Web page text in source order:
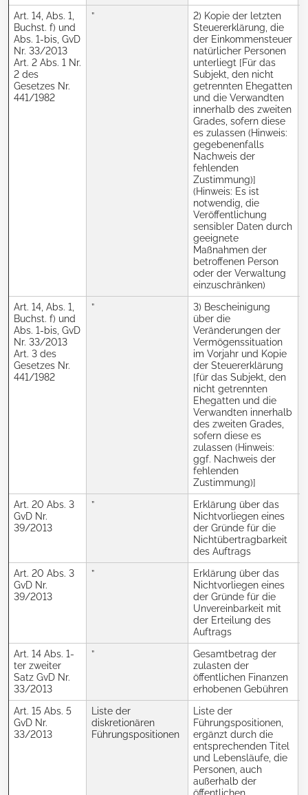
Art. 14, Abs. 1,
Buchst. f) und
Abs. 1-bis, GvD
Nr. 33/2013
Art. 2 Abs. 1 Nr.
2 des
Gesetzes Nr.
441/1982
”
2) Kopie der letzten
Steuererklärung, die
der Einkommensteuer
natürlicher Personen
unterliegt [Für das
Subjekt, den nicht
getrennten Ehegatten
und die Verwandten
innerhalb des zweiten
Grades, sofern diese
es zulassen (Hinweis:
gegebenenfalls
Nachweis der
fehlenden
Zustimmung)]
(Hinweis: Es ist
notwendig, die
Veröffentlichung
sensibler Daten durch
geeignete
Maßnahmen der
betroffenen Person
oder der Verwaltung
einzuschränken)
Art. 14, Abs. 1,
Buchst. f) und
Abs. 1-bis, GvD
Nr. 33/2013
Art. 3 des
Gesetzes Nr.
441/1982
”
3) Bescheinigung
über die
Veränderungen der
Vermögenssituation
im Vorjahr und Kopie
der Steuererklärung
[für das Subjekt, den
nicht getrennten
Ehegatten und die
Verwandten innerhalb
des zweiten Grades,
sofern diese es
zulassen (Hinweis:
ggf. Nachweis der
fehlenden
Zustimmung)]
Art. 20 Abs. 3
GvD Nr.
39/2013
”
Erklärung über das
Nichtvorliegen eines
der Gründe für die
Nichtübertragbarkeit
des Auftrags
Art. 20 Abs. 3
GvD Nr.
39/2013
”
Erklärung über das
Nichtvorliegen eines
der Gründe für die
Unvereinbarkeit mit
der Erteilung des
Auftrags
Art. 14 Abs. 1-
ter zweiter
Satz GvD Nr.
33/2013
”
Gesamtbetrag der
zulasten der
öffentlichen Finanzen
erhobenen Gebühren
Art. 15 Abs. 5
GvD Nr.
33/2013
Liste der
diskretionären
Führungspositionen
Liste der
Führungspositionen,
ergänzt durch die
entsprechenden Titel
und Lebensläufe, die
Personen, auch
außerhalb der